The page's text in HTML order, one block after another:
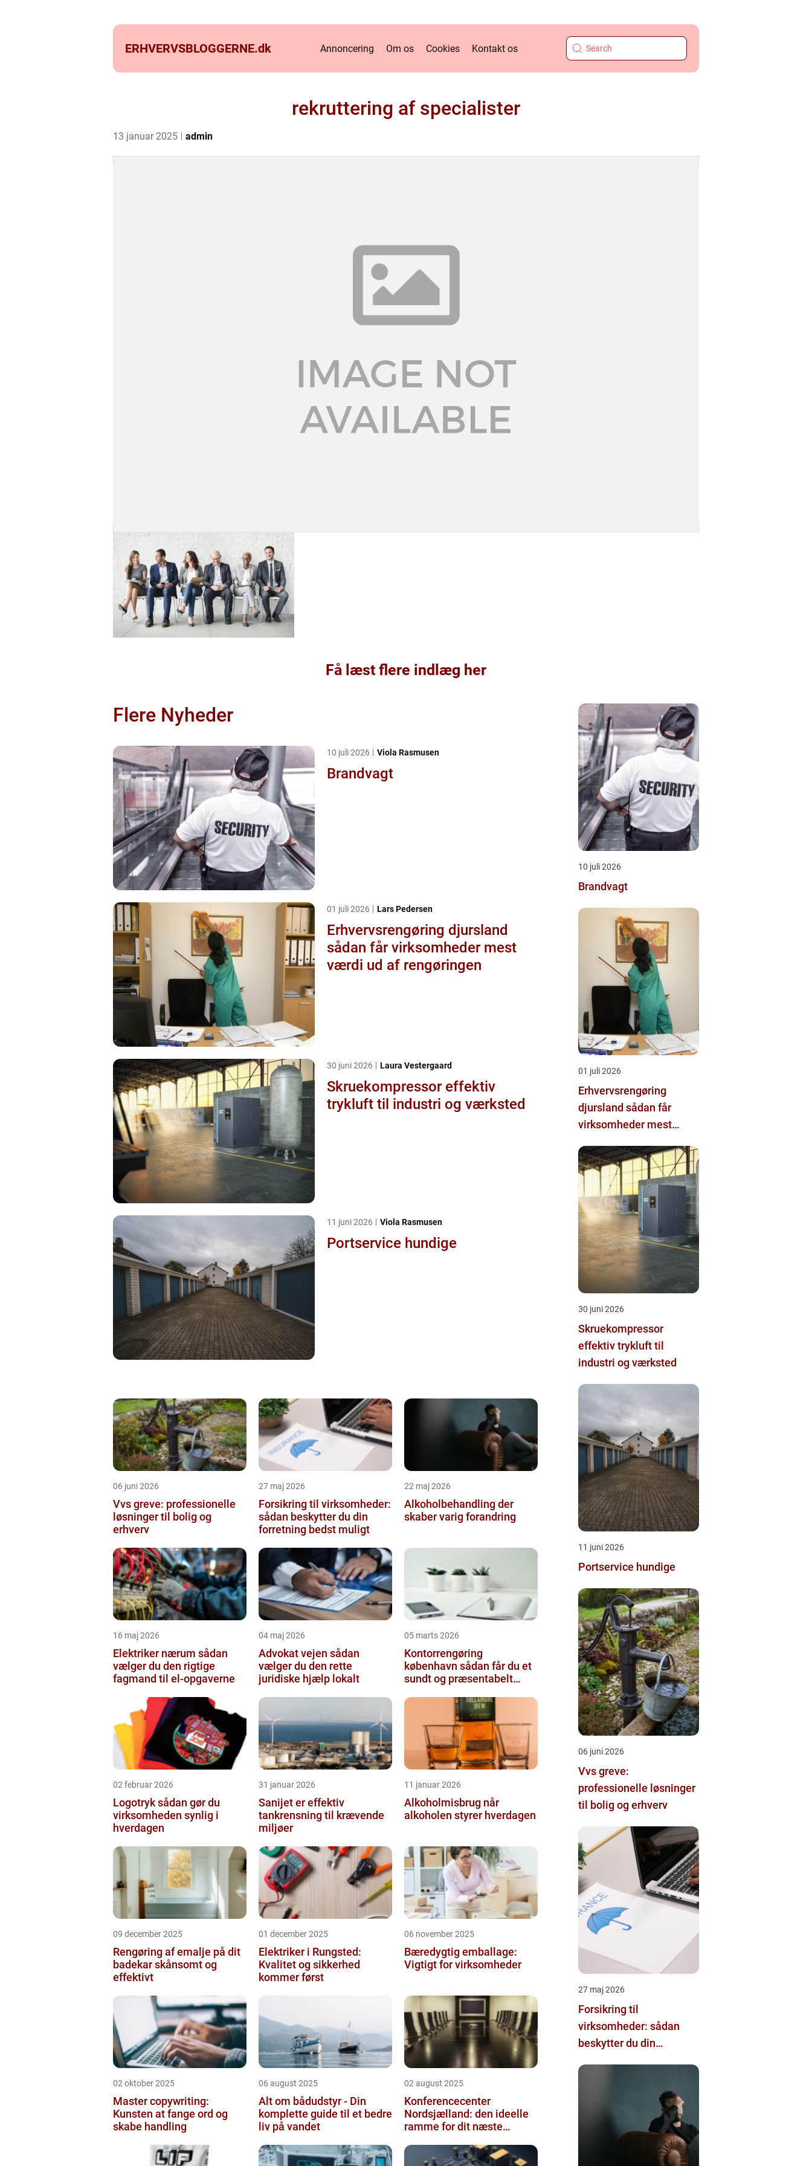
ERHVERVSBLOGGERNE.dk Annoncering Om os Cookies Kontakt os
rekruttering af specialister
13 januar 2025 admin
Få læst flere indlæg her
Flere Nyheder
10 juli 2026 Viola Rasmusen
Brandvagt
01 juli 2026 Lars Pedersen
Erhvervsrengøring djursland
sådan får virksomheder mest
værdi ud af rengøringen
30 juni 2026 Laura Vestergaard
Skruekompressor effektiv
trykluft til industri og værksted
11 juni 2026 Viola Rasmusen
Portservice hundige
06 juni 2026
Vvs greve: professionelle
løsninger til bolig og
erhverv
27 maj 2026
Forsikring til virksomheder:
sådan beskytter du din
forretning bedst muligt
22 maj 2026
Alkoholbehandling der
skaber varig forandring
16 maj 2026
Elektriker nærum sådan
vælger du den rigtige
fagmand til el-opgaverne
04 maj 2026
Advokat vejen sådan
vælger du den rette
juridiske hjælp lokalt
05 marts 2026
Kontorrengøring
københavn sådan får du et
sundt og præsentabelt
02 februar 2026
Logotryk sådan gør du
virksomheden synlig i
hverdagen
31 januar 2026
Sanijet er effektiv
tankrensning til krævende
miljøer
11 januar 2026
Alkoholmisbrug når
alkoholen styrer hverdagen
09 december 2025
Rengøring af emalje på dit
badekar skånsomt og
effektivt
01 december 2025
Elektriker i Rungsted:
Kvalitet og sikkerhed
kommer først
06 november 2025
Bæredygtig emballage:
Vigtigt for virksomheder
02 oktober 2025
Master copywriting:
Kunsten at fange ord og
skabe handling
06 august 2025
Alt om bådudstyr - Din
komplette guide til et bedre
liv på vandet
02 august 2025
Konferencecenter
Nordsjælland: den ideelle
ramme for dit næste
10 juli 2026
Brandvagt
01 juli 2026
Erhvervsrengøring
djursland sådan får
virksomheder mest
30 juni 2026
Skruekompressor
effektiv trykluft til
industri og værksted
11 juni 2026
Portservice hundige
06 juni 2026
Vvs greve:
professionelle løsninger
til bolig og erhverv
27 maj 2026
Forsikring til
virksomheder: sådan
beskytter du din